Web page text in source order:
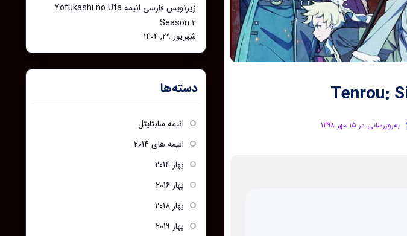
به‌روزرسانی در 15 مهر 1398
زیرنویس فارسی انیمه Yofukashi no Uta
Season 2
شهریور 29, 1404
دسته‌ها
انیمه سابتایتل
انیمه های 2014
بهار 2014
بهار 2016
بهار 2018
بهار 2019